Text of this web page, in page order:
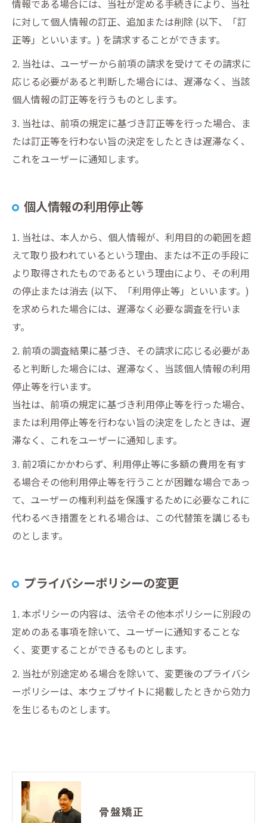
情報である場合には、当社が定める手続きにより、当社
に対して個人情報の訂正、追加または削除 (以下、「訂
正等」といいます。) を請求することができます。
2. 当社は、ユーザーから前項の請求を受けてその請求に
応じる必要があると判断した場合には、遅滞なく、当該
個人情報の訂正等を行うものとします。
3. 当社は、前項の規定に基づき訂正等を行った場合、ま
たは訂正等を行わない旨の決定をしたときは遅滞なく、
これをユーザーに通知します。
個人情報の利用停止等
1. 当社は、本人から、個人情報が、利用目的の範囲を超
えて取り扱われているという理由、または不正の手段に
より取得されたものであるという理由により、その利用
の停止または消去 (以下、「利用停止等」といいます。)
を求められた場合には、遅滞なく必要な調査を行いま
す。
2. 前項の調査結果に基づき、その請求に応じる必要があ
ると判断した場合には、遅滞なく、当該個人情報の利用
停止等を行います。
当社は、前項の規定に基づき利用停止等を行った場合、
または利用停止等を行わない旨の決定をしたときは、遅
滞なく、これをユーザーに通知します。
3. 前2項にかかわらず、利用停止等に多額の費用を有す
る場合その他利用停止等を行うことが困難な場合であっ
て、ユーザーの権利利益を保護するために必要なこれに
代わるべき措置をとれる場合は、この代替策を講じるも
のとします。
プライバシーポリシーの変更
1. 本ポリシーの内容は、法令その他本ポリシーに別段の
定めのある事項を除いて、ユーザーに通知することな
く、変更することができるものとします。
2. 当社が別途定める場合を除いて、変更後のプライバシ
ーポリシーは、本ウェブサイトに掲載したときから効力
を生じるものとします。
骨盤矯正